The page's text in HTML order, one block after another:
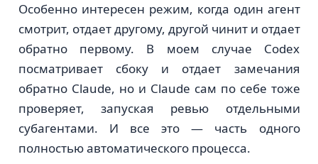
Особенно интересен режим, когда один агент
смотрит, отдает другому, другой чинит и отдает
обратно первому. В моем случае Codex
посматривает сбоку и отдает замечания
обратно Claude, но и Claude сам по себе тоже
проверяет, запуская ревью отдельными
субагентами. И все это — часть одного
полностью автоматического процесса.